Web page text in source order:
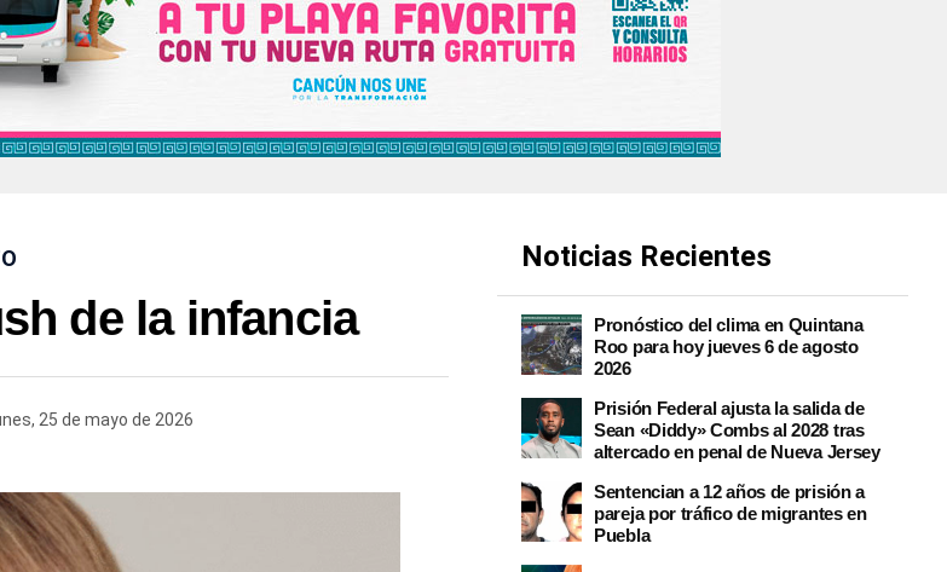
de la infancia
25 de mayo de 2026
Noticias Recientes
Pronóstico del clima en Quintana
Roo para hoy jueves 6 de agosto
2026
Prisión Federal ajusta la salida de
Sean «Diddy» Combs al 2028 tras
altercado en penal de Nueva Jersey
Sentencian a 12 años de prisión a
pareja por tráfico de migrantes en
Puebla